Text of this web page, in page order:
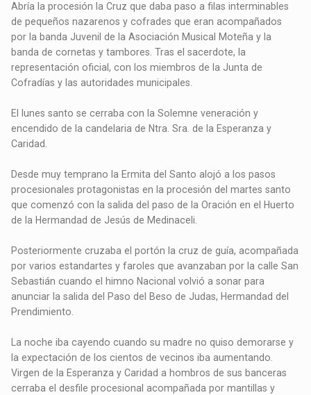
Abría la procesión la Cruz que daba paso a filas interminables
de pequeños nazarenos y cofrades que eran acompañados
por la banda Juvenil de la Asociación Musical Moteña y la
banda de cornetas y tambores. Tras el sacerdote, la
representación oficial, con los miembros de la Junta de
Cofradías y las autoridades municipales.
El lunes santo se cerraba con la Solemne veneración y
encendido de la candelaria de Ntra. Sra. de la Esperanza y
Caridad.
Desde muy temprano la Ermita del Santo alojó a los pasos
procesionales protagonistas en la procesión del martes santo
que comenzó con la salida del paso de la Oración en el Huerto
de la Hermandad de Jesús de Medinaceli.
Posteriormente cruzaba el portón la cruz de guía, acompañada
por varios estandartes y faroles que avanzaban por la calle San
Sebastián cuando el himno Nacional volvió a sonar para
anunciar la salida del Paso del Beso de Judas, Hermandad del
Prendimiento.
La noche iba cayendo cuando su madre no quiso demorarse y
la expectación de los cientos de vecinos iba aumentando.
Virgen de la Esperanza y Caridad a hombros de sus banceras
cerraba el desfile procesional acompañada por mantillas y